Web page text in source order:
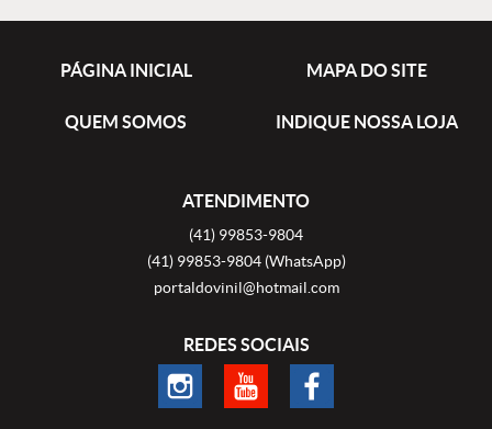
PÁGINA INICIAL MAPA DO SITE
QUEM SOMOS INDIQUE NOSSA LOJA
ATENDIMENTO
(41) 99853-9804
(41)99853-9804 (WhatsApp)
portaldovinil@hotmail.com
REDES SOCIAIS